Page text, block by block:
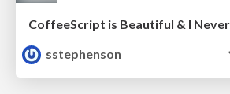
sstephenson